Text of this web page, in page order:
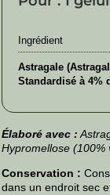
Ingrédient
Astragale
Standardisé à 4%
Élaboré avec :
Hypromellose (100%
Conservation :
dans un endroit sec